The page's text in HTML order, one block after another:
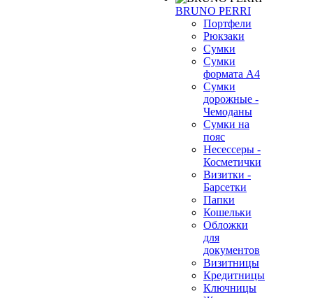
BRUNO PERRI
Портфели
Рюкзаки
Сумки
Сумки
формата А4
Сумки
дорожные -
Чемоданы
Сумки на
пояс
Несессеры -
Косметички
Визитки -
Барсетки
Папки
Кошельки
Обложки
для
документов
Визитницы
Кредитницы
Ключницы